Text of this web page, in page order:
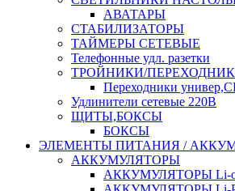
АВАТАРЫ
СТАБИЛИЗАТОРЫ
ТАЙМЕРЫ СЕТЕВЫЕ
Телефонные удл. разетки
ТРОЙНИКИ/
Переходники
Удлинители сетевые 220В
ЩИТЫ,БОКСЫ
БОКСЫ
ЭЛЕМЕНТЫ ПИТАНИЯ /
АККУМУЛЯТОРЫ
АККУМУЛЯТОРЫ Li-